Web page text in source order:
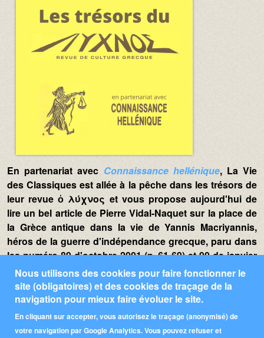
En partenariat avec Connaissance hellénique, La Vie
des Classiques est allée à la pêche dans les trésors de
leur revue ὁ λύχνος et vous propose aujourd'hui de
lire un bel article de Pierre Vidal-Naquet sur la place de
la Grèce antique dans la vie de Yannis Macriyannis,
héros de la guerre d'indépendance grecque, paru dans
les numéro 89 d'octobre 2001 (p. 61-69) et 90 de janvier
2002 (p. 14-21).
L'intégralité de l'article est disponible au formatPDF
Imprimer en pdf (site externe)
Se connecterous'inscrirepour publier un commentaire
Nous utilisons des cookies pour faire fonctionner le
site (obligatoires) et des cookies de traçage de la
navigation pour mieux faire évoluer le site.
En cliquant sur accepter, vous autorisez le traçage (anonymisé) de
votre navigation par Google Analytics. Vous pouvez refuser et